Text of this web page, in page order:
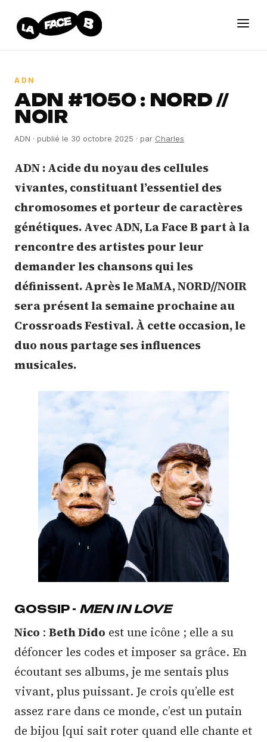
ADN
ADN #1050 : NORD //
NOIR
ADN · publié le 30 octobre 2025 · par Charles
ADN : Acide du noyau des cellules
vivantes, constituant l’essentiel des
chromosomes et porteur de caractères
génétiques. Avec ADN, La Face B part à la
rencontre des artistes pour leur
demander les chansons qui les
définissent. Après le MaMA, NORD//NOIR
sera présent la semaine prochaine au
Crossroads Festival. À cette occasion, le
duo nous partage ses influences
musicales.
GOSSIP - MEN IN LOVE
Nico : Beth Dido est une icône ; elle a su
défoncer les codes et imposer sa grâce. En
écoutant ses albums, je me sentais plus
vivant, plus puissant. Je crois qu’elle est
assez rare dans ce monde, c’est un putain
de bijou [qui sait roter quand elle chante et